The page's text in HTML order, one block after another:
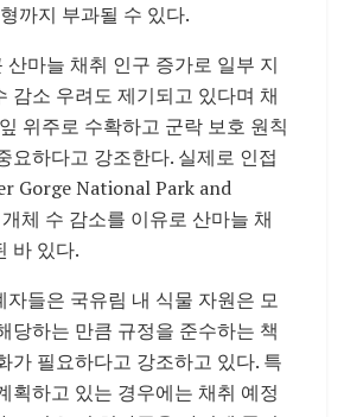
까지 부과될 수 있다.
산마늘 채취 인구 증가로 일부 지
감소 우려도 제기되고 있다며 채
위주로 수확하고 군락 보호 원칙
요하다고 강조한다. 실제로 인접
Gorge National Park and
체 수 감소를 이유로 산마늘 채
바 있다.
자들은 국유림 내 식물 자원은 모
당하는 만큼 규정을 준수하는 책
가 필요하다고 강조하고 있다. 특
획하고 있는 경우에는 채취 예정